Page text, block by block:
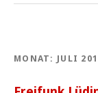
MONAT: JULI